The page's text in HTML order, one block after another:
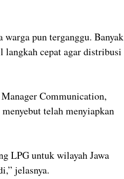
pun terganggu. Banyak
langkah cepat agar distribusi
Communication,
telah menyiapkan
LPG untuk wilayah Jawa
jelasnya.